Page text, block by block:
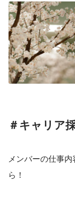
＃キャリア
メンバーの仕事
ら！